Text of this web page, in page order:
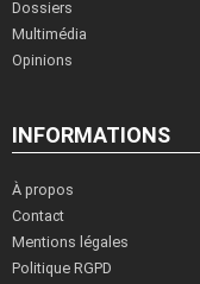
Dossiers
Multimédia
Opinions
INFORMATIONS
À propos
Contact
Mentions légales
Politique RGPD